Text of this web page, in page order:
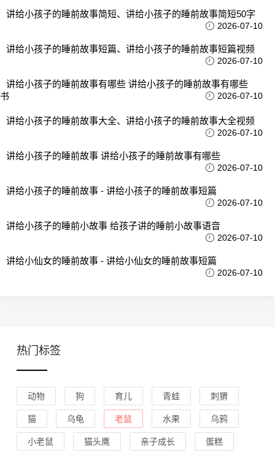
讲给小孩子的睡前故事简短、讲给小孩子的睡前故事简短50字
2026-07-10
讲给小孩子的睡前故事短篇、讲给小孩子的睡前故事短篇视频
2026-07-10
讲给小孩子的睡前故事有哪些 讲给小孩子的睡前故事有哪些
书
2026-07-10
讲给小孩子的睡前故事大全、讲给小孩子的睡前故事大全视频
2026-07-10
讲给小孩子的睡前故事 讲给小孩子的睡前故事有哪些
2026-07-10
讲给小孩子的睡前故事 - 讲给小孩子的睡前故事短篇
2026-07-10
讲给小孩子的睡前小故事 给孩子讲的睡前小故事语音
2026-07-10
讲给小仙女的睡前故事 - 讲给小仙女的睡前故事短篇
2026-07-10
热门标签
动物 狗 育儿 青蛙 刺猬
猫 乌龟 老鼠 水果 乌鸦
小老鼠 猫头鹰 亲子成长 蛋糕